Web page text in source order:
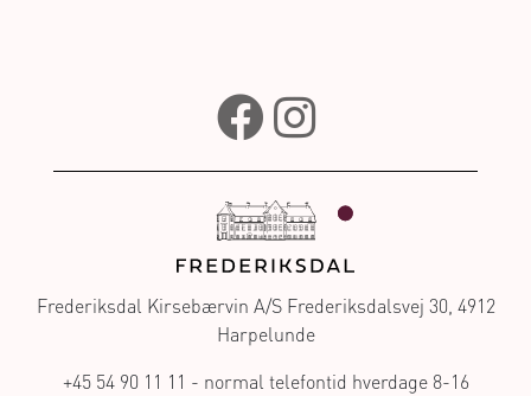
Frederiksdal Kirsebærvin A/S Frederiksdalsvej 30, 4912
Harpelunde
+45 54 90 11 11 - normal telefontid hverdage 8-16